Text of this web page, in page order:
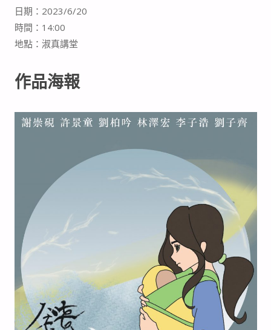
日期：2023/6/20
時間：14:00
地點：淑真講堂
作品海報